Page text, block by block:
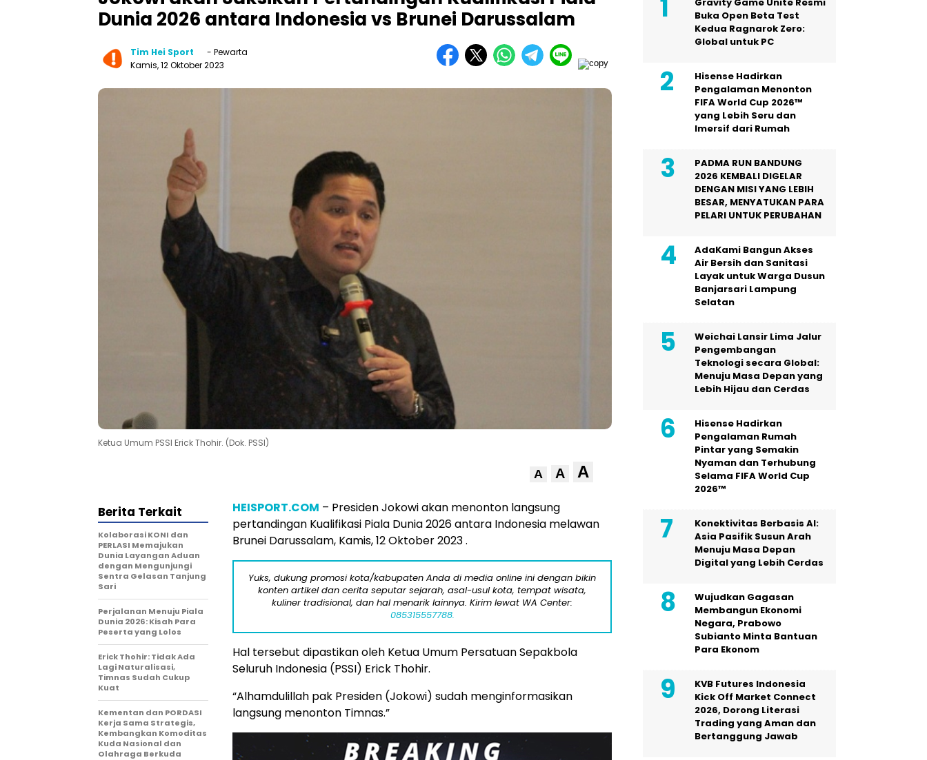
Dunia 2026 antara Indonesia vs Brunei Darussalam
Tim Hei Sport
- Pewarta
Kamis, 12 Oktober 2023
Ketua Umum PSSI Erick Thohir. (Dok. PSSI)
A A A
HEISPORT.COM – Presiden Jokowi akan menonton langsung
pertandingan Kualifikasi Piala Dunia 2026 antara Indonesia melawan
Brunei Darussalam, Kamis, 12 Oktober 2023 .
Yuks, dukung promosi kota/kabupaten Anda di media online ini dengan bikin
konten artikel dan cerita seputar sejarah, asal-usul kota, tempat wisata,
kuliner tradisional, dan hal menarik lainnya. Kirim lewat WA Center:
085315557788.
Hal tersebut dipastikan oleh Ketua Umum Persatuan Sepakbola
Seluruh Indonesia (PSSI) Erick Thohir.
“Alhamdulillah pak Presiden (Jokowi) sudah menginformasikan
langsung menonton Timnas.”
Berita Terkait
Kolaborasi KONI dan
PERLASI Memajukan
Dunia Layangan Aduan
dengan Mengunjungi
Sentra Gelasan Tanjung
Sari
Perjalanan Menuju Piala
Dunia 2026: Kisah Para
Peserta yang Lolos
Erick Thohir: Tidak Ada
Lagi Naturalisasi,
Timnas Sudah Cukup
Kuat
Kementan dan PORDASI
Kerja Sama Strategis,
Kembangkan Komoditas
Kuda Nasional dan
Olahraga Berkuda
Buka Open Beta Test
Kedua Ragnarok Zero:
Global untuk PC
Hisense Hadirkan
Pengalaman Menonton
FIFA World Cup 2026™
yang Lebih Seru dan
Imersif dari Rumah
PADMA RUN BANDUNG
2026 KEMBALI DIGELAR
DENGAN MISI YANG LEBIH
BESAR, MENYATUKAN PARA
PELARI UNTUK PERUBAHAN
AdaKami Bangun Akses
Air Bersih dan Sanitasi
Layak untuk Warga Dusun
Banjarsari Lampung
Selatan
Weichai Lansir Lima Jalur
Pengembangan
Teknologi secara Global:
Menuju Masa Depan yang
Lebih Hijau dan Cerdas
Hisense Hadirkan
Pengalaman Rumah
Pintar yang Semakin
Nyaman dan Terhubung
Selama FIFA World Cup
2026™
Konektivitas Berbasis AI:
Asia Pasifik Susun Arah
Menuju Masa Depan
Digital yang Lebih Cerdas
Wujudkan Gagasan
Membangun Ekonomi
Negara, Prabowo
Subianto Minta Bantuan
Para Ekonom
KVB Futures Indonesia
Kick Off Market Connect
2026, Dorong Literasi
Trading yang Aman dan
Bertanggung Jawab